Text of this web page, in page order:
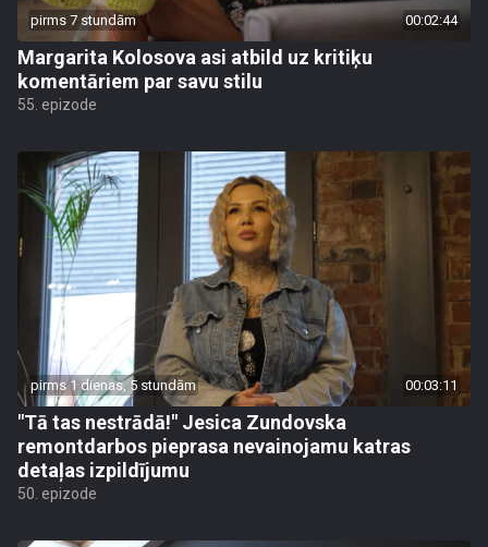
pirms 7 stundām 00:02:44
Margarita Kolosova asi atbild uz kritiķu
komentāriem par savu stilu
55. epizode
pirms 1 dienas, 5 stundām 00:03:11
"Tā tas nestrādā!" Jesica Zundovska
remontdarbos pieprasa nevainojamu katras
detaļas izpildījumu
50. epizode